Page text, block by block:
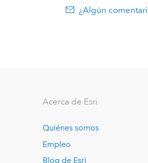
¿Algún
Acerca de Esri
Quiénes somos
Empleo
Blog de Esri